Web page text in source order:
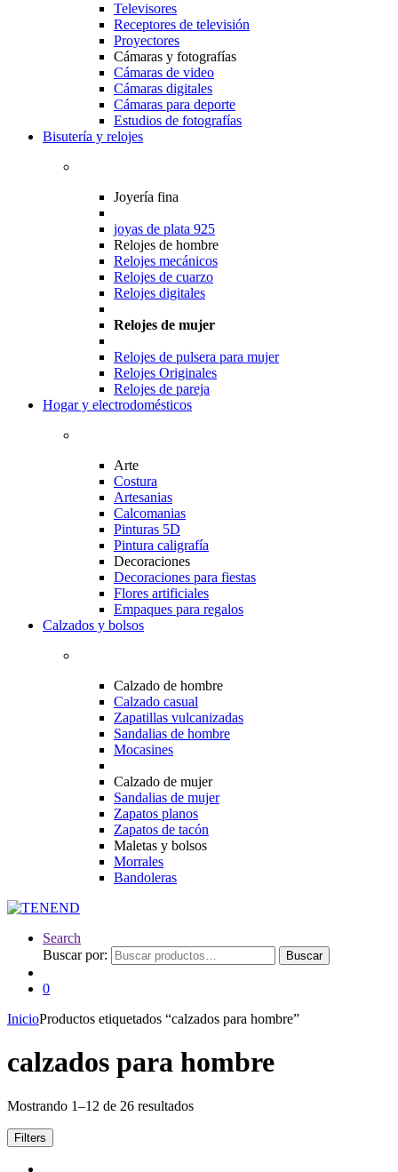
Televisores
Receptores de televisión
Proyectores
Cámaras y fotografías
Cámaras de video
Cámaras digitales
Cámaras para deporte
Estudios de fotografías
Bisutería y relojes
Joyería fina
joyas de plata 925
Relojes de hombre
Relojes mecánicos
Relojes de cuarzo
Relojes digitales
Relojes de mujer
Relojes de pulsera para mujer
Relojes Originales
Relojes de pareja
Hogar y electrodomésticos
Arte
Costura
Artesanias
Calcomanias
Pinturas 5D
Pintura caligrafía
Decoraciones
Decoraciones para fiestas
Flores artificiales
Empaques para regalos
Calzados y bolsos
Calzado de hombre
Calzado casual
Zapatillas vulcanizadas
Sandalias de hombre
Mocasines
Calzado de mujer
Sandalias de mujer
Zapatos planos
Zapatos de tacón
Maletas y bolsos
Morrales
Bandoleras
Search
Buscar por:
Buscar
0
InicioProductos etiquetados “calzados para hombre”
calzados para hombre
Mostrando 1–12 de 26 resultados
Filters